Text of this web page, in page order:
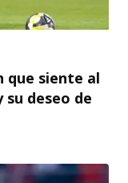
que siente al
deseo de